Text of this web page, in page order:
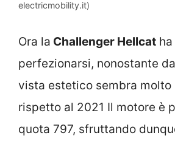
electricmobility.it)
Ora la Challenger Hellcat
perfezionarsi, nonostante
vista estetico sembra molto
rispetto al 2021 Il motore è
quota 797, sfruttando